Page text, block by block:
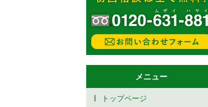
メニュー
トップページ